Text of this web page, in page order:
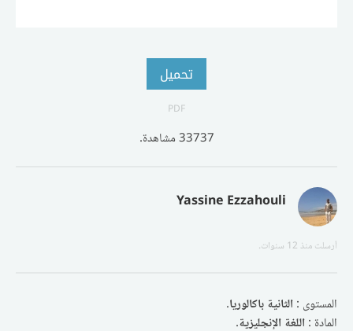
تحميل
PDF
33737 مشاهدة.
Yassine Ezzahouli
أرسلت منذ 12 سنوات .
المستوى : الثانية باكالوريا.
المادة : اللغة الإنجليزية.